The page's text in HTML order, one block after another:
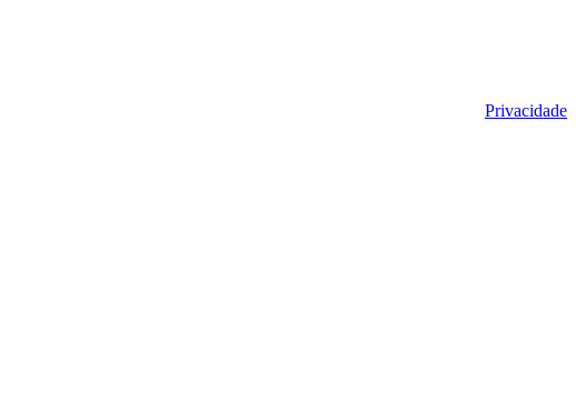
Privacidade